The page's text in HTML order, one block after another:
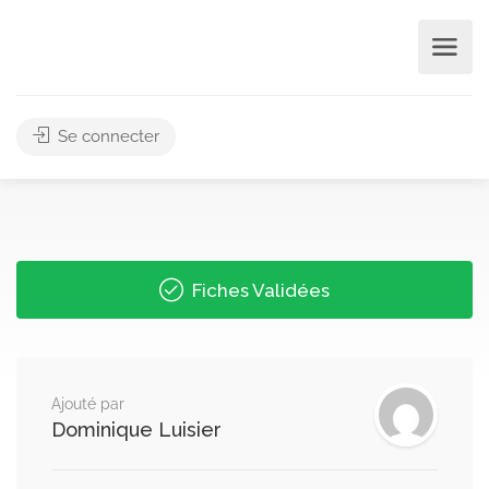
Se connecter
Fiches Validées
Ajouté par
Dominique Luisier